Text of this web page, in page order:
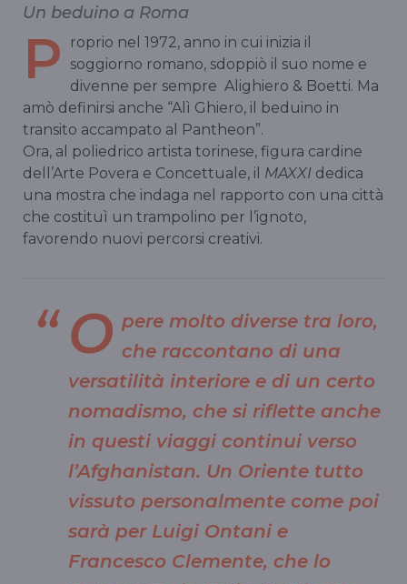
Un beduino a Roma
P
roprio nel 1972, anno in cui inizia il
soggiorno romano, sdoppiò il suo nome e
divenne per sempre Alighiero & Boetti. Ma
amò definirsi anche “Alì Ghiero, il beduino in
transito accampato al Pantheon”.
Ora, al poliedrico artista torinese, figura cardine
dell’Arte Povera e Concettuale, il MAXXI dedica
una mostra che indaga nel rapporto con una città
che costituì un trampolino per l’ignoto,
favorendo nuovi percorsi creativi.
O pere molto diverse tra loro,
che raccontano di una
versatilità interiore e di un certo
nomadismo, che si riflette anche
in questi viaggi continui verso
l’Afghanistan. Un Oriente tutto
vissuto personalmente come poi
sarà per Luigi Ontani e
Francesco Clemente, che lo